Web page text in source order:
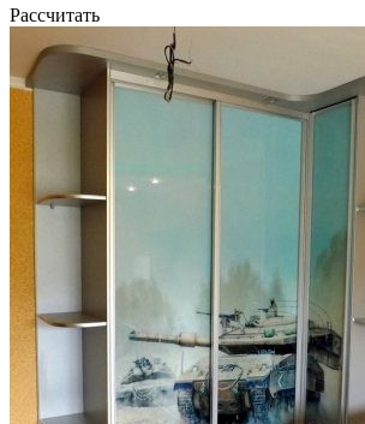
Рассчитать